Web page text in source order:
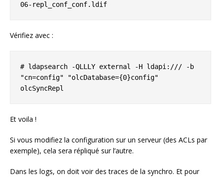
06-repl_conf_conf.ldif
Vérifiez avec :
# ldapsearch -QLLLY external -H ldapi:/// -b
"cn=config" "olcDatabase={0}config"
olcSyncRepl
Et voila !
Si vous modifiez la configuration sur un serveur (des ACLs par
exemple), cela sera répliqué sur l’autre.
Dans les logs, on doit voir des traces de la synchro. Et pour